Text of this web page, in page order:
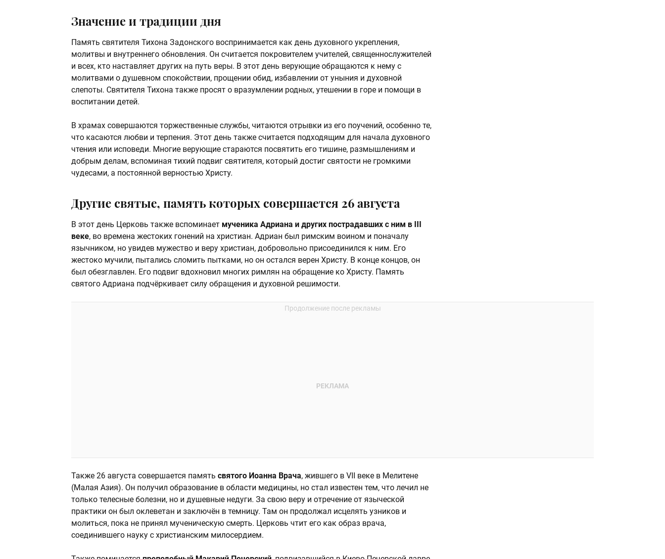
Значение и традиции дня
Память святителя Тихона Задонского воспринимается как день духовного укрепления,
молитвы и внутреннего обновления. Он считается покровителем учителей, священнослужителей
и всех, кто наставляет других на путь веры. В этот день верующие обращаются к нему с
молитвами о душевном спокойствии, прощении обид, избавлении от уныния и духовной
слепоты. Святителя Тихона также просят о вразумлении родных, утешении в горе и помощи в
воспитании детей.
В храмах совершаются торжественные службы, читаются отрывки из его поучений, особенно те,
что касаются любви и терпения. Этот день также считается подходящим для начала духовного
чтения или исповеди. Многие верующие стараются посвятить его тишине, размышлениям и
добрым делам, вспоминая тихий подвиг святителя, который достиг святости не громкими
чудесами, а постоянной верностью Христу.
Другие святые, память которых совершается 26 августа
В этот день Церковь также вспоминает мученика Адриана и других пострадавших с ним в III
веке, во времена жестоких гонений на христиан. Адриан был римским воином и поначалу
язычником, но увидев мужество и веру христиан, добровольно присоединился к ним. Его
жестоко мучили, пытались сломить пытками, но он остался верен Христу. В конце концов, он
был обезглавлен. Его подвиг вдохновил многих римлян на обращение ко Христу. Память
святого Адриана подчёркивает силу обращения и духовной решимости.
Также 26 августа совершается память святого Иоанна Врача, жившего в VII веке в Мелитене
(Малая Азия). Он получил образование в области медицины, но стал известен тем, что лечил не
только телесные болезни, но и душевные недуги. За свою веру и отречение от языческой
практики он был оклеветан и заключён в темницу. Там он продолжал исцелять узников и
молиться, пока не принял мученическую смерть. Церковь чтит его как образ врача,
соединившего науку с христианским милосердием.